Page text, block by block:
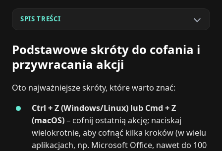
SPIS TREŚCI
Podstawowe skróty do cofania i
przywracania akcji
Oto najważniejsze skróty, które warto znać:
Ctrl + Z (Windows/Linux) lub Cmd + Z
(macOS)– cofnij ostatnią akcję; naciskaj
wielokrotnie, aby cofnąć kilka kroków (w wielu
aplikacjach, np. Microsoft Office, nawet do 100